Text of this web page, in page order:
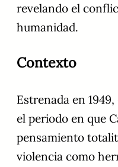
revelando el
humanidad.
Contexto
Estrenada en
el periodo en que
pensamiento
violencia como